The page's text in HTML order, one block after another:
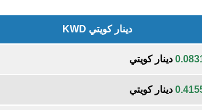
دينار كويتي KWD
دينار كويتي
دينار كويتي